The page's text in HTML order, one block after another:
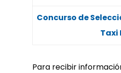
Concurso de
Taxi
Para recibir